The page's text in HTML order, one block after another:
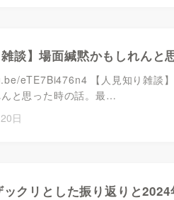
雑談】場面緘黙かもしれんと
eTE7Bi476n4 【人見知り雑談
と思った時の話。最…
日
クリとした振り返りと2024